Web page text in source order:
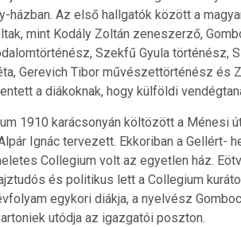
házban. Az első hallgatók között a
mint Kodály Zoltán zeneszerző,
Szekfű Gyula történész,
Gerevich Tibor művészettörténész és
a diákoknak, hogy külföldi
1910 karácsonyán költözött a Ménesi
Ignác tervezett. Ekkoriban a Gellért-
Collegium volt az egyetlen ház.
és politikus lett a Collegium
egykori diákja, a nyelvész
utódja az igazgatói poszton.